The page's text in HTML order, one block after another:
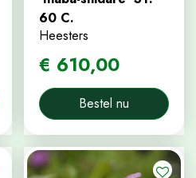
60 C.
Heesters
€ 610,00
Bestel nu